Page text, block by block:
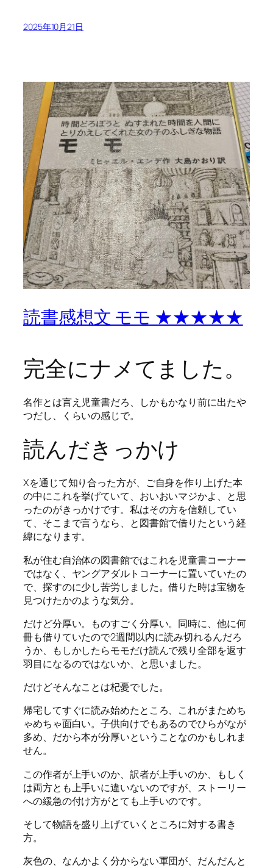
2025年10月21日
読書感想文 モモ ★★★★★
完全にナメてました。
名作とは言え児童書だろ、しかもかなり前に出たや
つだし、くらいの感じで。
読んだきっかけ
Xを通じて知り合った方が、ご自身を作り上げた本
の中にこれを挙げていて、おいおいマジかよ、と思
ったのがきっかけです。私はその方を信頼してい
て、そこまで言うなら、と図書館で借りたという経
緯になります。
私が住む自治体の図書館ではこれを児童書コーナー
ではなく、ヤングアダルトコーナーに置いていたの
で、探すのに少し苦労しました。借りた時は宝物を
見つけたかのような気分。
だけど分厚い。ものすごく分厚い。同時に、他に何
冊も借りていたので2週間以内に読み切れるんだろ
うか、もしかしたらモモだけ読んで残り全部を返す
羽目になるのではないか、と思いました。
だけどそんなことは杞憂でした。
帰宅してすぐに読み始めたところ、これがまためち
ゃめちゃ面白い。子供向けでもあるのでひらがなが
多め、だから本が分厚いということなのかもしれま
せん。
この作者が上手いのか、訳者が上手いのか、もしく
は両方とも上手いに違いないのですが、ストーリー
への緩急の付け方がとても上手いのです。
そして物語を盛り上げていくところに対する書き
方。
灰色の、なんかよく分からない軍団が、だんだんと